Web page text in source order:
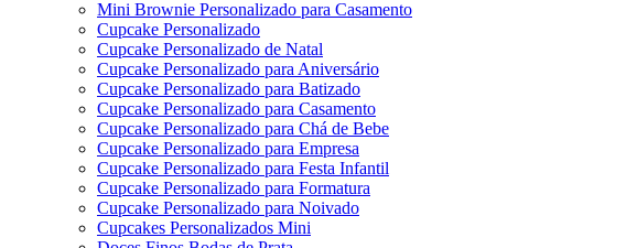
Mini Brownie Personalizado para Casamento
Cupcake Personalizado
Cupcake Personalizado de Natal
Cupcake Personalizado para Aniversário
Cupcake Personalizado para Batizado
Cupcake Personalizado para Casamento
Cupcake Personalizado para Chá de Bebe
Cupcake Personalizado para Empresa
Cupcake Personalizado para Festa Infantil
Cupcake Personalizado para Formatura
Cupcake Personalizado para Noivado
Cupcakes Personalizados Mini